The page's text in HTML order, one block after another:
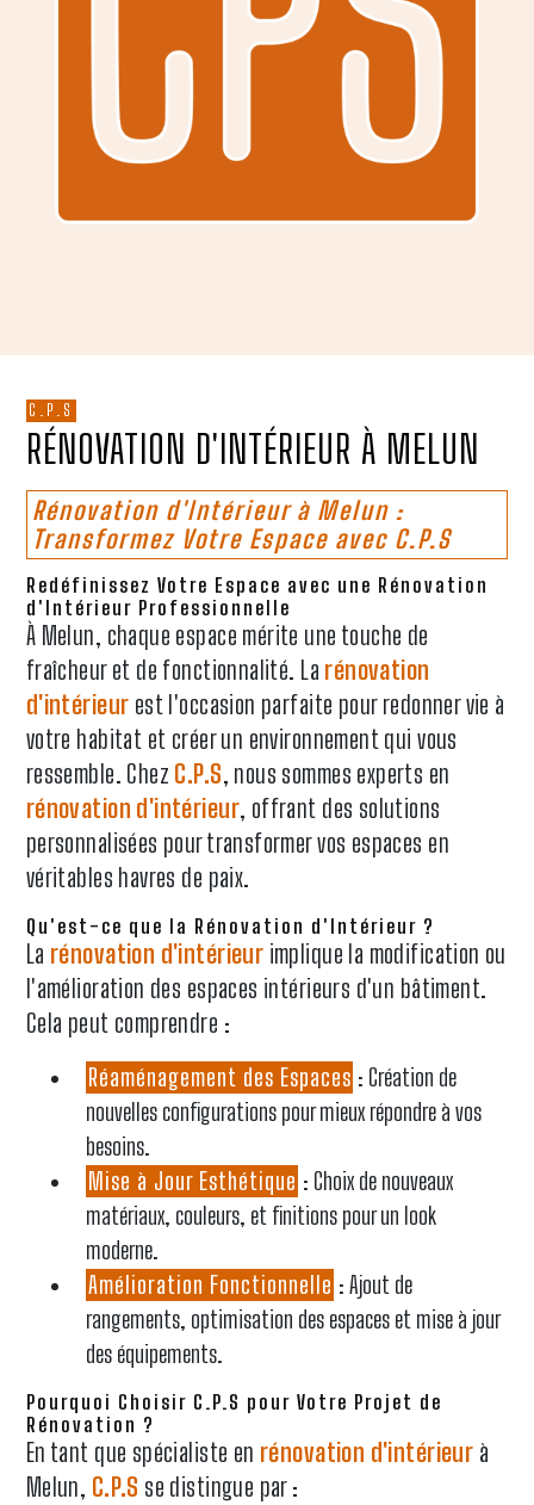
C.P.S
RÉNOVATION D'INTÉRIEUR À MELUN
Rénovation d'Intérieur à Melun :
Transformez Votre Espace avec C.P.S
Redéfinissez Votre Espace avec une Rénovation
d'Intérieur Professionnelle
À Melun, chaque espace mérite une touche de
fraîcheur et de fonctionnalité. La rénovation
d'intérieur est l'occasion parfaite pour redonner vie à
votre habitat et créer un environnement qui vous
ressemble. Chez C.P.S, nous sommes experts en
rénovation d'intérieur, offrant des solutions
personnalisées pour transformer vos espaces en
véritables havres de paix.
Qu'est-ce que la Rénovation d'Intérieur ?
La rénovation d'intérieur implique la modification ou
l'amélioration des espaces intérieurs d'un bâtiment.
Cela peut comprendre :
Réaménagement des Espaces : Création de
nouvelles configurations pour mieux répondre à vos
besoins.
Mise à Jour Esthétique : Choix de nouveaux
matériaux, couleurs, et finitions pour un look
moderne.
Amélioration Fonctionnelle : Ajout de
rangements, optimisation des espaces et mise à jour
des équipements.
Pourquoi Choisir C.P.S pour Votre Projet de
Rénovation ?
En tant que spécialiste en rénovation d'intérieur à
Melun, C.P.S se distingue par :